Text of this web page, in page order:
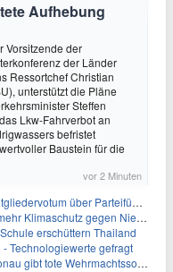
Aufhebung
Vorsitzende der
der Länder
Ressortchef Christian
unterstützt die Pläne
Steffen
Lkw-Fahrverbot an
befristet
Baustein für die
vor 2 Minuten
über Parteiführung
gegen Niedrigwasser
erschüttern Thailand
Technologiewerte gefragt
tote Wehrmachtssoldaten frei